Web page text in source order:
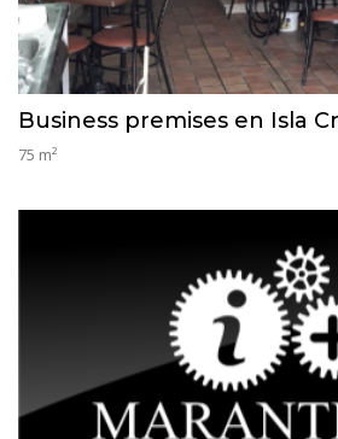
Business premises en Isla
75 m²